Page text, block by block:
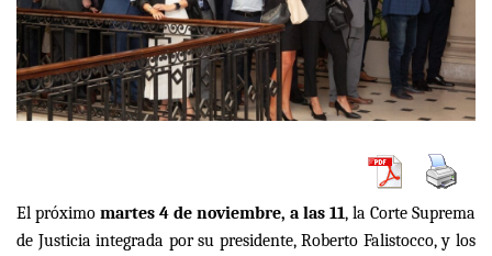
El próximo martes 4 de noviembre, a las 11, la Corte Suprema
de Justicia integrada por su presidente, Roberto Falistocco, y los